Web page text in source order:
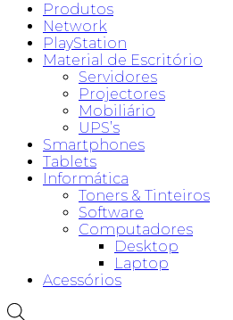
Produtos
Network
PlayStation
Material de Escritório
Servidores
Projectores
Mobiliário
UPS’s
Smartphones
Tablets
Informática
Toners & Tinteiros
Software
Computadores
Desktop
Laptop
Acessórios